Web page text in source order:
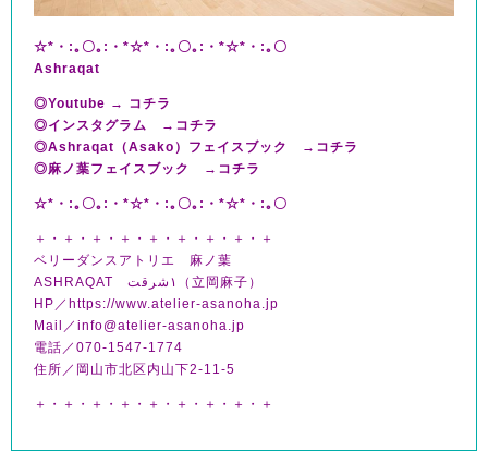
☆*・:｡〇｡:・*☆*・:｡〇｡:・*☆*・:｡〇
Ashraqat
◎Youtube → コチラ
◎インスタグラム → コチラ
◎Ashraqat（Asako）フェイスブック → コチラ
◎麻ノ葉フェイスブック → コチラ
☆*・:｡〇｡:・*☆*・:｡〇｡:・*☆*・:｡〇
＋・＋・＋・＋・＋・＋・＋・＋・＋
ベリーダンスアトリエ 麻ノ葉
ASHRAQAT ١شرقت（立岡麻子）
HP／https://www.atelier-asanoha.jp
Mail／info@atelier-asanoha.jp
電話／070-1547-1774
住所／岡山市北区内山下2-11-5
＋・＋・＋・＋・＋・＋・＋・＋・＋